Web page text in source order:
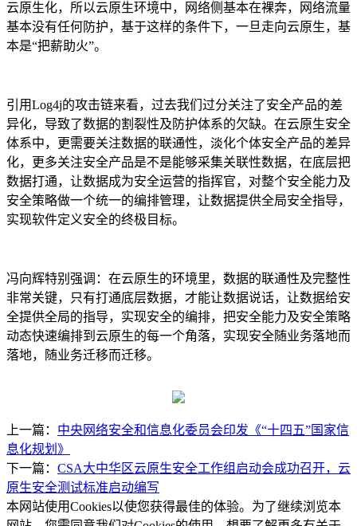
云原生化，所以云原生环境中，网络侧基本在裸奔，网络流量
基本没有任何防护，基于这样的条件下，一旦走向云原生，基
本是“把薪助火”。
引用Log4j的攻击链来看，过去我们过分关注了安全产品的差
异化，导致了数据的割裂性及防护体系的欠缺。在云原生安全
体系中，更需要关注数据的联通性，淡化个体安全产品的差异
化，更多关注安全产品是不是能够采集关联性数据，在底层把
数据打通，让数据成为安全运营的指挥官，对整个安全能力及
安全策略做一个统一的编排管理，让数据提供全局安全指导，
实现软件定义安全的终极目标。
冯向辉特别强调：在云原生的环境里，数据的联通性及完整性
非常关键，只有打通底层数据，才能让数据说话，让数据给安
全提供全局的指导，实现安全的编排，把安全能力及安全策略
动态快速编排到云原生的每一个角落，实现安全随业务落地而
落地，随业务迁移而迁移。
上一篇： 中央网络安全和信息化委员会印发《“十四五”国家信
息化规划》
下一篇： CSA大中华区云原生安全工作组启动会成功召开，云
原生安全测试标准启动编写
本网站使用Cookies以使您获得最佳的体验。为了继续浏览本